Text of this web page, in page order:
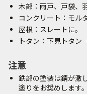
木部：雨戸、戸袋、
コンクリート：モル
屋根：スレートに。
トタン：下見トタン
注意
鉄部の塗装は錆が激
塗りをお奨めします。